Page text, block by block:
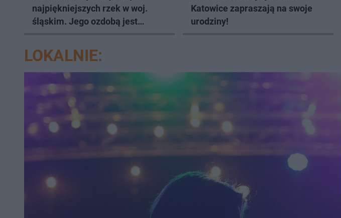
najpiękniejszych rzek w woj.
śląskim. Jego ozdobą jest
Katowice zapraszają na swoje
urodziny!
LOKALNIE: